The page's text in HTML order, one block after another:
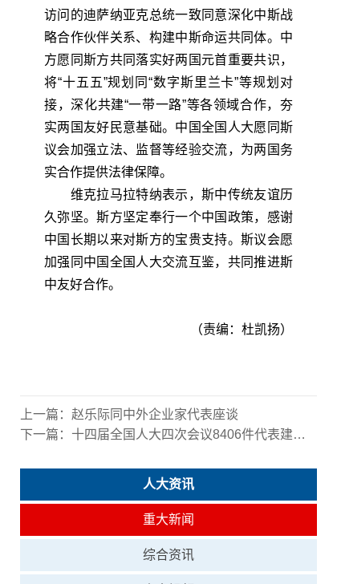
访问的迪萨纳亚克总统一致同意深化中斯战
略合作伙伴关系、构建中斯命运共同体。中
方愿同斯方共同落实好两国元首重要共识，
将“十五五”规划同“数字斯里兰卡”等规划对
接，深化共建“一带一路”等各领域合作，夯
实两国友好民意基础。中国全国人大愿同斯
议会加强立法、监督等经验交流，为两国务
实合作提供法律保障。
维克拉马拉特纳表示，斯中传统友谊历
久弥坚。斯方坚定奉行一个中国政策，感谢
中国长期以来对斯方的宝贵支持。斯议会愿
加强同中国全国人大交流互鉴，共同推进斯
中友好合作。
（责编：杜凯扬）
上一篇： 赵乐际同中外企业家代表座谈
下一篇： 十四届全国人大四次会议8406件代表建议统一交办
人大资讯
重大新闻
综合资讯